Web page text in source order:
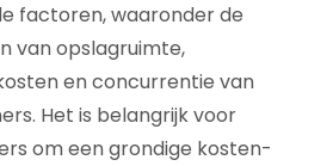
factoren, waaronder de
van opslagruimte,
en concurrentie van
Het is belangrijk voor
om een grondige kosten-